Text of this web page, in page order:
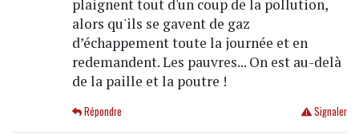
plaignent tout d'un coup de la pollution,
alors qu'ils se gavent de gaz
d’échappement toute la journée et en
redemandent. Les pauvres... On est au-delà
de la paille et la poutre !
Signaler
Répondre